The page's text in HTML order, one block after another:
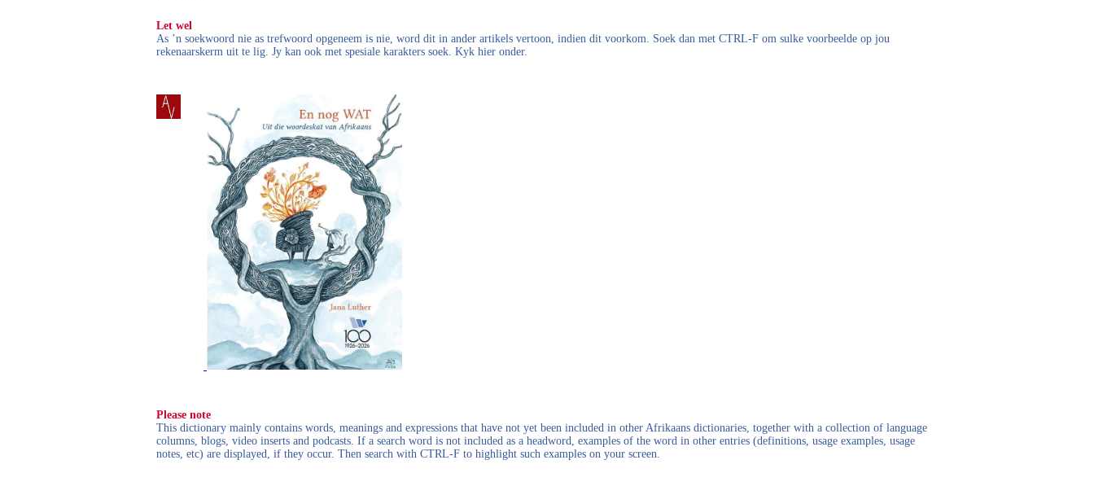
Let wel
As ’n soekwoord nie as trefwoord opgeneem is nie, word dit in ander artikels vertoon, indien dit voorkom. Soek dan met CTRL-F om sulke voorbeelde op jou
rekenaarskerm uit te lig. Jy kan ook met spesiale karakters soek. Kyk hier onder.
Please note
This dictionary mainly contains words, meanings and expressions that have not yet been included in other Afrikaans dictionaries, together with a collection of language
columns, blogs, video inserts and podcasts. If a search word is not included as a headword, examples of the word in other entries (definitions, usage examples, usage
notes, etc) are displayed, if they occur. Then search with CTRL-F to highlight such examples on your screen.